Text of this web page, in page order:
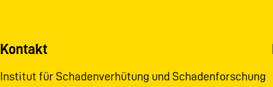
Kontakt
Institut für Schadenverhütung und Schadenforschung